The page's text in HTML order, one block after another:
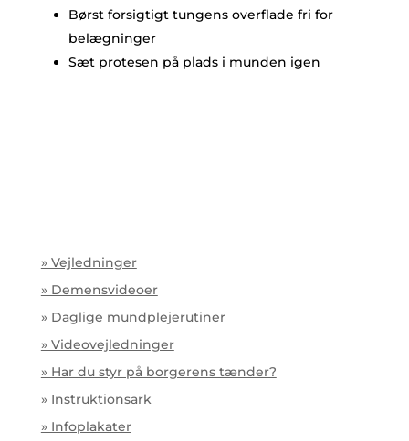
Børst forsigtigt tungens overflade fri for
belægninger
Sæt protesen på plads i munden igen
» Vejledninger
» Demensvideoer
» Daglige mundplejerutiner
» Videovejledninger
» Har du styr på borgerens tænder?
» Instruktionsark
» Infoplakater